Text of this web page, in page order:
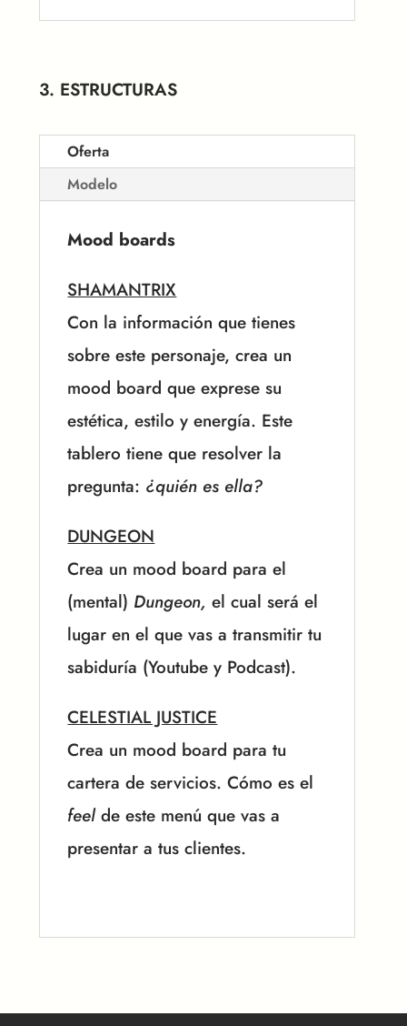
3. ESTRUCTURAS
Oferta
Modelo
Mood boards
SHAMANTRIX
Con la información que tienes
sobre este personaje, crea un
mood board que exprese su
estética, estilo y energía. Este
tablero tiene que resolver la
pregunta: ¿quién es ella?
DUNGEON
Crea un mood board para el
(mental) Dungeon,el cual será el
lugar en el que vas a transmitir tu
sabiduría (Youtube y Podcast).
CELESTIAL JUSTICE
Crea un mood board para tu
cartera de servicios. Cómo es el
feelde este menú que vas a
presentar a tus clientes.